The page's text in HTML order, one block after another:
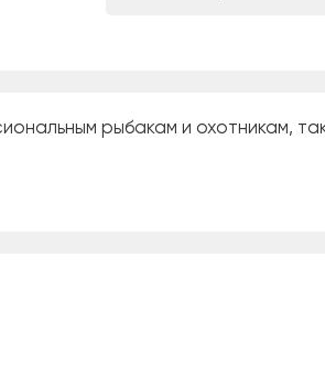
рыбакам и охотникам,